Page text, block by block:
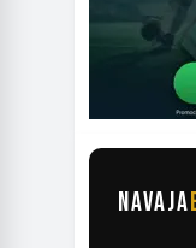
NAVAJA